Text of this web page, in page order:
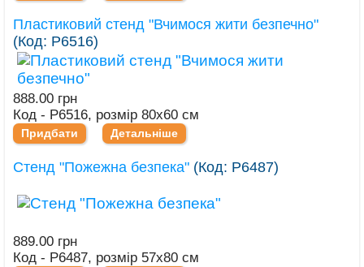
Пластиковий стенд "Вчимося жити безпечно"
(Код: Р6516)
888.00 грн
Код - Р6516, розмір 80х60 см
Придбати Детальніше
Стенд "Пожежна безпека" (Код: Р6487)
889.00 грн
Код - Р6487, розмір 57х80 см